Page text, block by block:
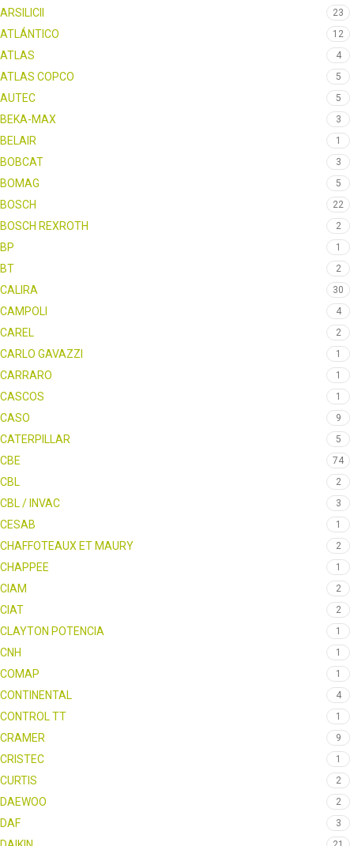
ARSILICII 23
ATLÁNTICO 12
ATLAS 4
ATLAS COPCO 5
AUTEC 5
BEKA-MAX 3
BELAIR 1
BOBCAT 3
BOMAG 5
BOSCH 22
BOSCH REXROTH 2
BP 1
BT 2
CALIRA 30
CAMPOLI 4
CAREL 2
CARLO GAVAZZI 1
CARRARO 1
CASCOS 1
CASO 9
CATERPILLAR 5
CBE 74
CBL 2
CBL / INVAC 3
CESAB 1
CHAFFOTEAUX ET MAURY 2
CHAPPEE 1
CIAM 2
CIAT 2
CLAYTON POTENCIA 1
CNH 1
COMAP 1
CONTINENTAL 4
CONTROL TT 1
CRAMER 9
CRISTEC 1
CURTIS 2
DAEWOO 2
DAF 3